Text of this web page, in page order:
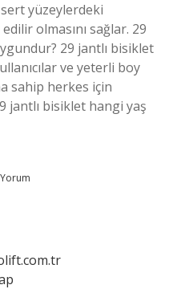
yüzeylerdeki
olmasını sağlar. 29
29 jantlı bisiklet
ve yeterli boy
sahip herkes için
jantlı bisiklet hangi yaş